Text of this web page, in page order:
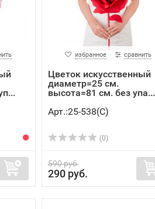
избранное сравнить
Цветок искусственный
диаметр=25 см.
высота=81 см. без упа...
Арт.:25-538(C)
(0)
590 руб.
290 руб.